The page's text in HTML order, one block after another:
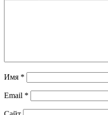
Имя *
Email *